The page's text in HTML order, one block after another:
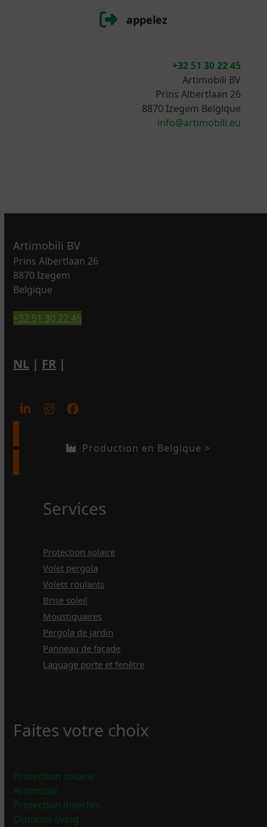
appelez
+32 51 30 22 45
Artimobili BV
Prins Albertlaan 26
8870 Izegem Belgique
info@artimobili.eu
Artimobili BV
Prins Albertlaan 26
8870 Izegem
Belgique
+32 51 30 22 45
NL | FR |
LinkedInInstagram
Facebook
Production en Belgique >
Services
Protection solaire
Volet pergola
Volets roulants
Brise soleil
Moustiquaires
Pergola de jardin
Panneau de façade
Laquage porte et fenêtre
Faites votre choix
Protection solaire
Artimobili
Protection insectes
Outdoor living